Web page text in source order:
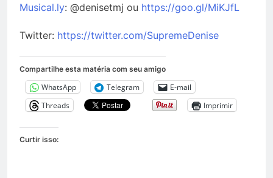
Musical.ly: @denisetmj ou https://goo.gl/MiKJfL
Twitter: https://twitter.com/SupremeDenise
Compartilhe esta matéria com seu amigo
WhatsApp Telegram
E-mail
Threads
Imprimir
Curtir isso: